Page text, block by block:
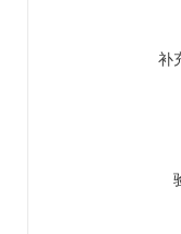
补